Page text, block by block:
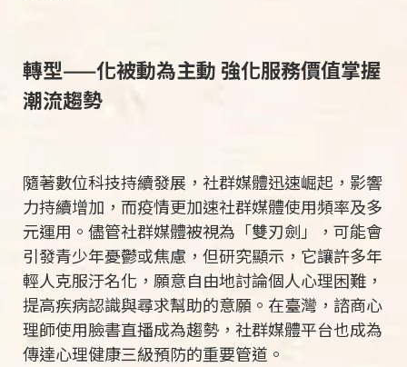
轉型——化被動為主動 強化服務價值掌握
潮流趨勢
隨著數位科技持續發展，社群媒體迅速崛起，影響
力持續增加，而疫情更加速社群媒體使用頻率及多
元運用。儘管社群媒體被視為「雙刃劍」，可能會
引發青少年憂鬱或焦慮，但研究顯示，它讓許多年
輕人克服汙名化，願意自由地討論個人心理困難，
提高疾病認識與尋求幫助的意願。在臺灣，諮商心
理師使用臉書直播成為趨勢，社群媒體平台也成為
傳達心理健康三級預防的重要管道。